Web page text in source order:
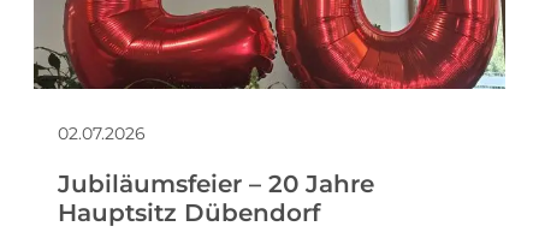
02.07.2026
Jubiläumsfeier – 20 Jahre
Hauptsitz Dübendorf